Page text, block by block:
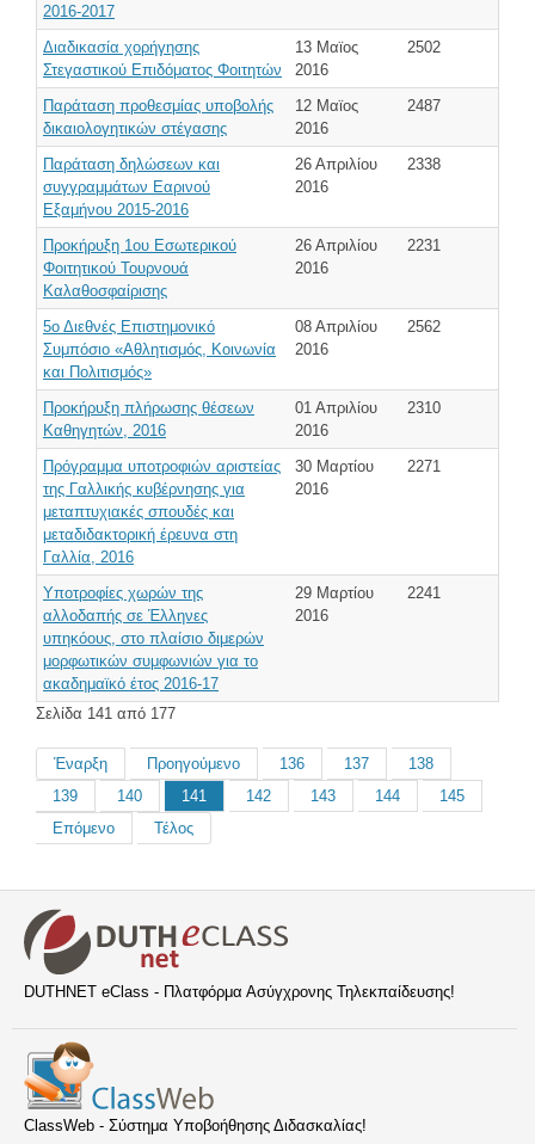
2016-2017
Διαδικασία χορήγησης
Στεγαστικού Επιδόματος Φοιτητών
13 Μαϊος
2016
2502
Παράταση προθεσμίας υποβολής
δικαιολογητικών στέγασης
12 Μαϊος
2016
2487
Παράταση δηλώσεων και
συγγραμμάτων Εαρινού
Εξαμήνου 2015-2016
26 Απριλίου
2016
2338
Προκήρυξη 1ου Εσωτερικού
Φοιτητικού Τουρνουά
Καλαθοσφαίρισης
26 Απριλίου
2016
2231
5ο Διεθνές Επιστημονικό
Συμπόσιο «Αθλητισμός, Κοινωνία
και Πολιτισμός»
08 Απριλίου
2016
2562
Προκήρυξη πλήρωσης θέσεων
Καθηγητών, 2016
01 Απριλίου
2016
2310
Πρόγραμμα υποτροφιών αριστείας
της Γαλλικής κυβέρνησης για
μεταπτυχιακές σπουδές και
μεταδιδακτορική έρευνα στη
Γαλλία, 2016
30 Μαρτίου
2016
2271
Υποτροφίες χωρών της
αλλοδαπής σε Έλληνες
υπηκόους, στο πλαίσιο διμερών
μορφωτικών συμφωνιών για το
ακαδημαϊκό έτος 2016-17
29 Μαρτίου
2016
2241
Σελίδα 141 από 177
Έναρξη Προηγούμενο 136 137
138
139
140 141 142 143 144
145
Επόμενο
Τέλος
DUTHNET eClass - Πλατφόρμα Ασύγχρονης Τηλεκπαίδευσης!
ClassWeb - Σύστημα Υποβοήθησης Διδασκαλίας!